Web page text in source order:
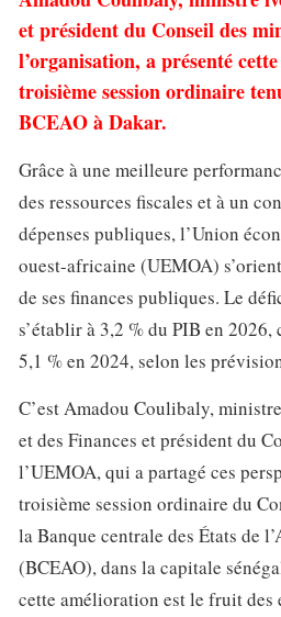
et président du Conseil des
l’organisation, a présenté
troisième session ordinaire
BCEAO à Dakar.
Grâce à une meilleure
des ressources fiscales et à un
dépenses publiques, l’Union
ouest-africaine (UEMOA)
de ses finances publiques. Le
s’établir à 3,2 % du PIB en
5,1 % en 2024, selon les
C’est Amadou Coulibaly,
et des Finances et président du
l’UEMOA, qui a partagé ces
troisième session ordinaire du
la Banque centrale des États de
(BCEAO), dans la capitale
cette amélioration est le fruit des